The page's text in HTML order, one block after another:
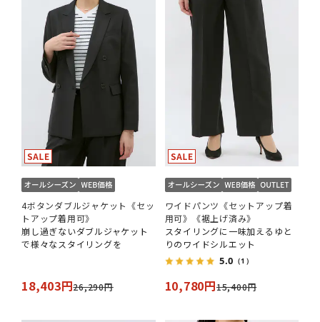
4ボタンダブルジャケット《セッ
トアップ着用可》
崩し過ぎないダブルジャケット
で様々なスタイリングを
18,403円26,290円
ワイドパンツ《セットアップ着
用可》《裾上げ済み》
スタイリングに一味加えるゆと
りのワイドシルエット
5.0 （1）
10,780円15,400円